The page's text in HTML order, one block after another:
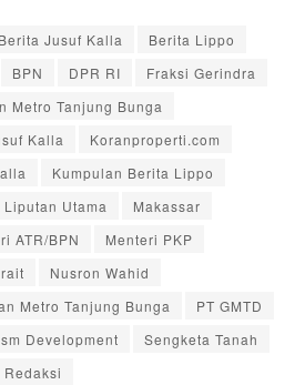
Berita Jusuf Kalla
Berita Lippo
BPN DPR RI
Fraksi Gerindra
Metro Tanjung Bunga
Kalla
Koranproperti.com
Kumpulan Berita Lippo
Liputan Utama
Makassar
ATR/BPN
Menteri PKP
Nusron Wahid
Metro Tanjung Bunga
PT GMTD
Development
Sengketa Tanah
Redaksi